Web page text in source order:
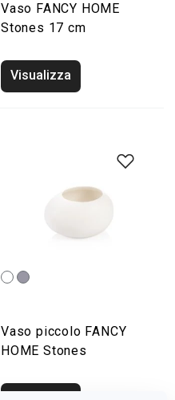
Vaso FANCY HOME
Stones 17 cm
Visualizza
Vaso piccolo FANCY
HOME Stones